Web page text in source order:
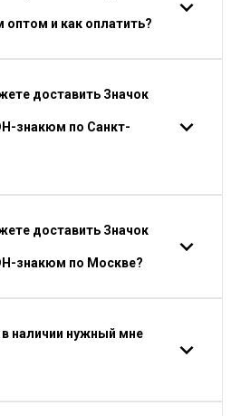
и как оплатить?
доставить Значок
знакюм по Санкт-
доставить Значок
знакюм по Москве?
в наличии нужный мне